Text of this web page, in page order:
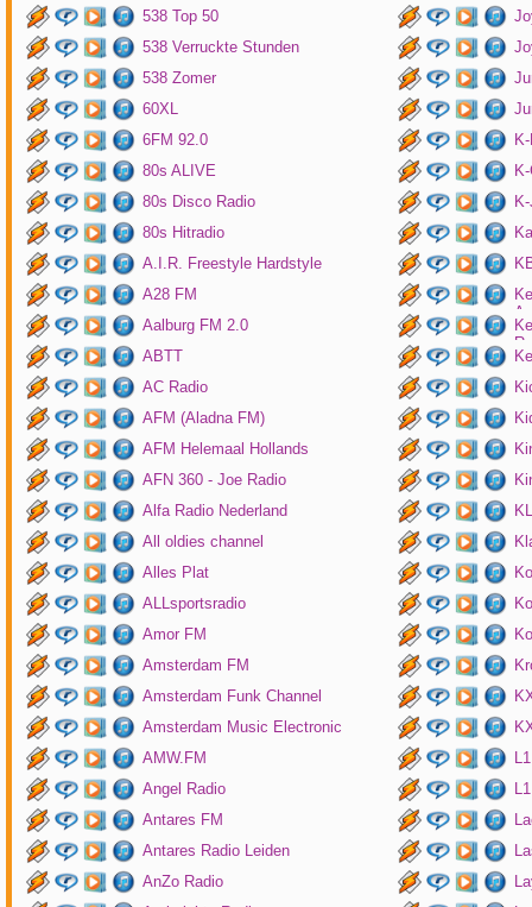
538 Top 50
538 Verruckte Stunden
538 Zomer
60XL
6FM 92.0
80s ALIVE
80s Disco Radio
80s Hitradio
A.I.R. Freestyle Hardstyle
A28 FM
Aalburg FM 2.0
ABTT
AC Radio
AFM (Aladna FM)
AFM Helemaal Hollands
AFN 360 - Joe Radio
Alfa Radio Nederland
All oldies channel
Alles Plat
ALLsportsradio
Amor FM
Amsterdam FM
Amsterdam Funk Channel
Amsterdam Music Electronic
AMW.FM
Angel Radio
Antares FM
Antares Radio Leiden
AnZo Radio